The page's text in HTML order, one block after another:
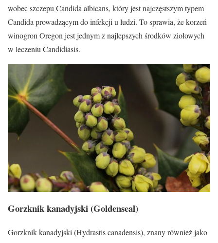
wobec szczepu Candida albicans, który jest najczęstszym typem
Candida prowadzącym do infekcji u ludzi. To sprawia, że korzeń
winogron Oregon jest jednym z najlepszych środków ziołowych
w leczeniu Candidiasis.
Gorzknik kanadyjski (Goldenseal)
Gorzknik kanadyjski (Hydrastis canadensis), znany również jako